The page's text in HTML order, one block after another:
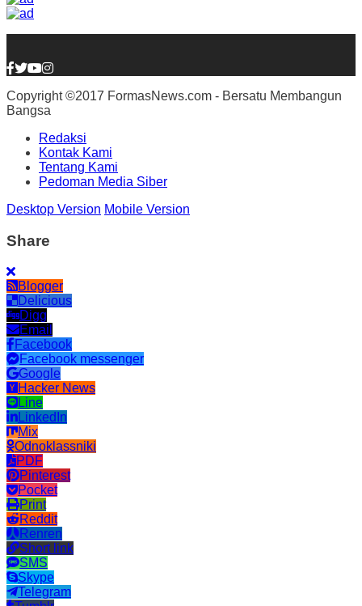
Copyright ©2017 FormasNews.com - Bersatu Membangun
Bangsa
Redaksi
Kontak Kami
Tentang Kami
Pedoman Media Siber
Desktop Version Mobile Version
Share
Blogger
Delicious
Digg
Email
Facebook
Facebook messenger
Google
Hacker News
Line
LinkedIn
Mix
Odnoklassniki
PDF
Pinterest
Pocket
Print
Reddit
Renren
Short link
SMS
Skype
Telegram